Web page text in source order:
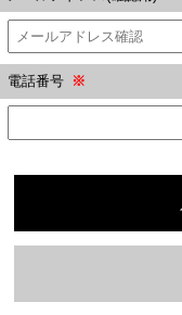
電話番号 ※